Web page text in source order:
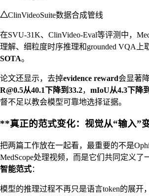
△ClinVideoSuite数据合成管线
在SVU-31K、ClinVideo-Eval等评测中，
理解、细粒度时序推理和grounded VQA上
SOTA。
论文还显示，去掉evidence reward会显著
R@0.5从40.1下降到33.2， mIoU从4.3下降
督不足以教会模型可靠地选择证据。
**真正的范式变化：视觉从“输入”
把两篇工作放在一起看，最重要的不是
MedScope处理视频，而是它们共同定义了
智能范式：
模型的推理过程不再只是语言token的展开